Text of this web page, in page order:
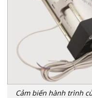
Cảm biến hành trình